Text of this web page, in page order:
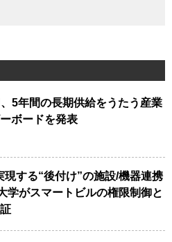
5年間の長期供給をうたう産業
ボードを発表
現する“後付け”の施設/機器連携
学がスマートビルの権限制御と